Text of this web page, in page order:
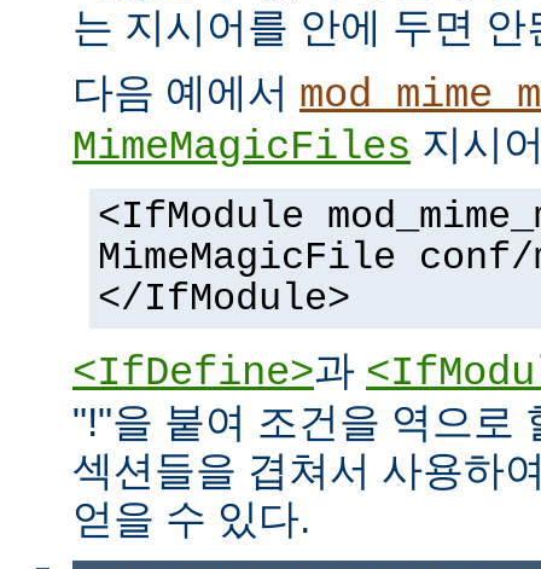
는 지시어를 안에 두면 안
다음 예에서
MimeMagicFiles 지시
<IfModule
MimeMagicFile conf/
</IfModule>
<IfDefine>과
"!"을 붙여 조건을 역으로
섹션들을 겹쳐서 사용하
얻을 수 있다.